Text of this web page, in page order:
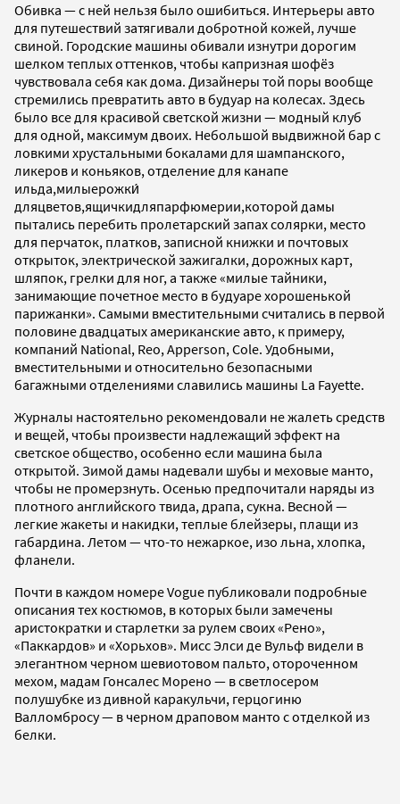
Обивка — с ней нельзя было ошибиться. Интерьеры авто
для путешествий затягивали добротной кожей, лучше
свиной. Городские машины обивали изнутри дорогим
шелком теплых оттенков, чтобы капризная шофёз
чувствовала себя как дома. Дизайнеры той поры вообще
стремились превратить авто в будуар на колесах. Здесь
было все для красивой светской жизни — модный клуб
для одной, максимум двоих. Небольшой выдвижной бар с
ловкими хрустальными бокалами для шампанского,
ликеров и коньяков, отделение для канапе
ильда,милыерожки́
дляцветов,ящичкидляпарфюмерии,которой дамы
пытались перебить пролетарский запах солярки, место
для перчаток, платков, записной книжки и почтовых
открыток, электрической зажигалки, дорожных карт,
шляпок, грелки для ног, а также «милые тайники,
занимающие почетное место в будуаре хорошенькой
парижанки». Самыми вместительными считались в первой
половине двадцатых американские авто, к примеру,
компаний National, Reo, Apperson, Cole. Удобными,
вместительными и относительно безопасными
багажными отделениями славились машины La Fayette.
Журналы настоятельно рекомендовали не жалеть средств
и вещей, чтобы произвести надлежащий эффект на
светское общество, особенно если машина была
открытой. Зимой дамы надевали шубы и меховые манто,
чтобы не промерзнуть. Осенью предпочитали наряды из
плотного английского твида, драпа, сукна. Весной —
легкие жакеты и накидки, теплые блейзеры, плащи из
габардина. Летом — что-­то нежаркое, изо льна, хлопка,
фланели.
Почти в каждом номере Vogue публиковали подробные
описания тех костюмов, в которых были замечены
аристократки и старлетки за рулем своих «Рено»,
«Паккардов» и «Хорьхов». Мисс Элси де Вульф видели в
элегантном черном шевиотовом пальто, отороченном
мехом, мадам Гонсалес Морено — в светло­сером
полушубке из дивной каракульчи, герцогиню
Валломбросу — в черном драповом манто с отделкой из
белки.